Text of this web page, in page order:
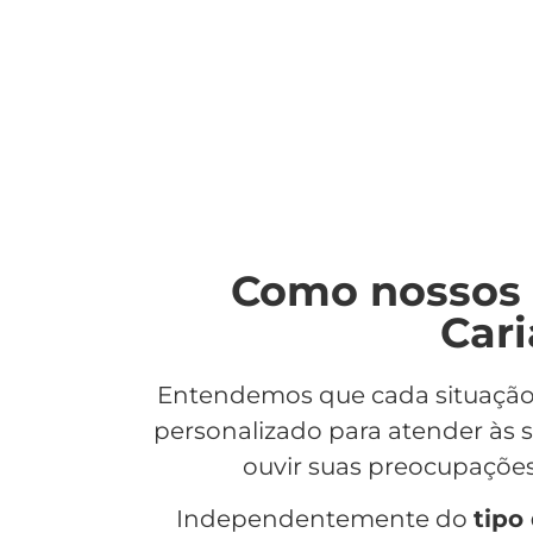
Como
Entendemos que cada
personalizado para atender às
ouvir suas
Independentemente do tipo